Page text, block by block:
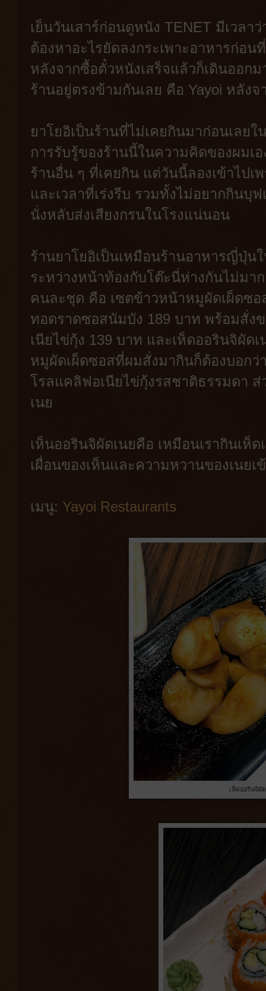
เย็นวันเสาร์ก่อนดูหนัง TENET มีเวล
ต้องหาอะไรยัดลงกระเพาะอาหารก่อ
หลังจากซื้อตั๋วหนังเสร็จแล้วก็เดินออก
ร้านอยู่ตรงข้ามกันเลย คือ Yayoi หลัง
ยาโยอิเป็นร้านที่ไม่เคยกินมาก่อนเลยใ
การรับรู้ของร้านนี้ในความคิดของผมเ
ร้านอื่น ๆ ที่เคยกิน แต่วันนี้ลองเข้าไป
และเวลาที่เร่งรีบ รวมทั้งไม่อยากกินบุ
นั่งหลับส่งเสียงกรนในโรงแน่นอน
ร้านยาโยอิเป็นเหมือนร้านอาหารญี่ปุ่น
ระหว่างหน้าท้องกับโต๊ะนี่ห่างกันไม่มา
คนละชุด คือ เซตข้าวหน้าหมูผัดเผ็ดซ
ทอดราดซอสนัมบัง 189 บาท พร้อมสั่ง
เนียไข่กุ้ง 139 บาท และเห็ดออรินจิผั
หมูผัดเผ็ดซอสที่ผมสั่งมากินก็ต้องบอก
โรลแคลิฟอเนียไข่กุ้งรสชาติธรรมดา
เนย
เห็นออรินจิผัดเนยคือ เหมือนเรากินเห็
เผื่อนของเห็นและความหวานของเนย
เมนู: Yayoi Restaurants
เห็ดออรินจิผั